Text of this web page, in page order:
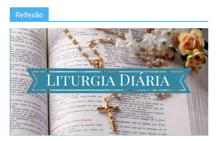
Reflexão